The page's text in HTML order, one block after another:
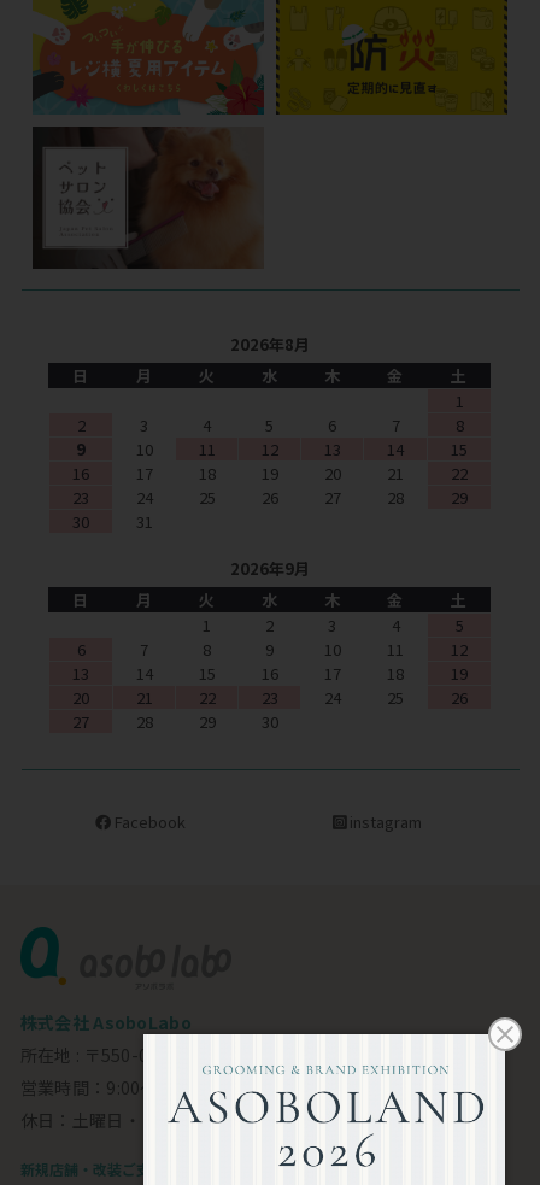
2026年8月
日
月 火 水 木 金
土
1
2
3 4 5 6 7
8
9
10 11 12 13 14
15
16
17 18 19 20 21
22
23
24 25 26 27 28
29
30
31
2026年9月
日
月 火 水 木 金
土
1
2 3 4
5
6
7 8 9 10 11
12
13
14 15 16 17 18
19
20
21 22 23 24 25
26
27
28 29 30
Facebook instagram
株式会社 AsoboLabo
所在地 : 〒550-0002 大阪市西区江戸堀1-23-11 6F
営業時間：9:00～18:00
休日：土曜日・日曜日・祝日
新規店舗・改装ご支援します